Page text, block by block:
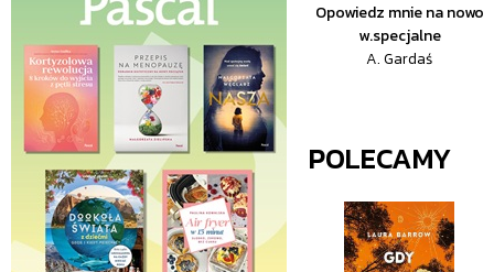
Opowiedz mnie na nowo
w.specjalne
A. Gardaś
POLECAMY